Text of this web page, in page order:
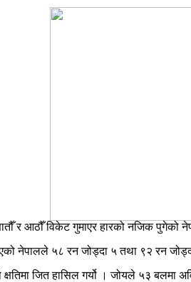
र आठौँ विकेट गुमाएर हारको नजिक पुगेको
नेपालले ५८ रन जोड्दा ५ तथा ९२ रन
जित हासिल गर्यो । जोयले ५३ बलमा